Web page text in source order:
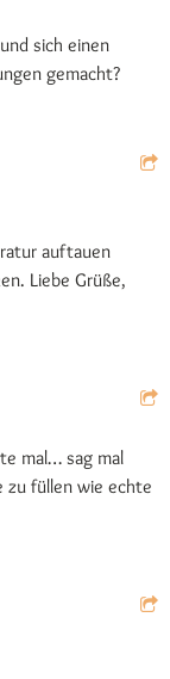
sich einen
gemacht?
auftauen
Liebe Grüße,
mal… sag mal
zu füllen wie echte